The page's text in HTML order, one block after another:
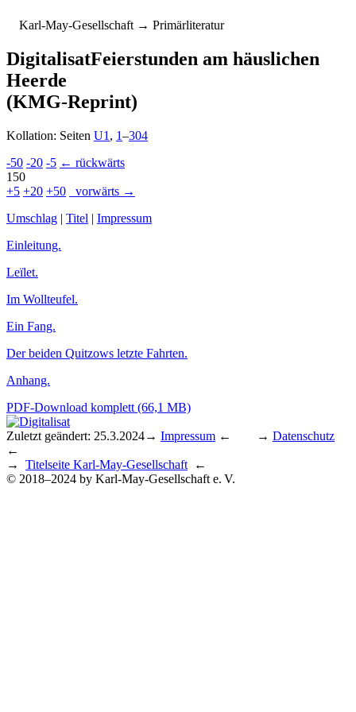
Karl-May-Gesellschaft → Primärliteratur
DigitalisatFeierstunden am häuslichen
Heerde
(KMG-Reprint)
Kollation: Seiten U1 , 1–304
-50 -20 -5 ← rückwärts
150
+5 +20 +50
vorwärts →
Umschlag | Titel | Impressum
Einleitung.
Leïlet.
Im Wollteufel.
Ein Fang.
Der beiden Quitzows letzte Fahrten.
Anhang.
PDF-Download komplett (66,1 MB)
Zuletzt geändert: 25.3.2024→ Impressum ← → Datenschutz
←
→ Titelseite Karl-May-Gesellschaft ←
© 2018–2024 by Karl-May-Gesellschaft e. V.